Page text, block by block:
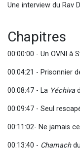
Une interview du Rav
Chapitres
00:00:00 - Un OVNI à
00:04:21 - Prisonnier
00:08:47 - La Yéchiva
00:09:47 - Seul
00:11:02- Ne jamais
00:13:40 - Chamach